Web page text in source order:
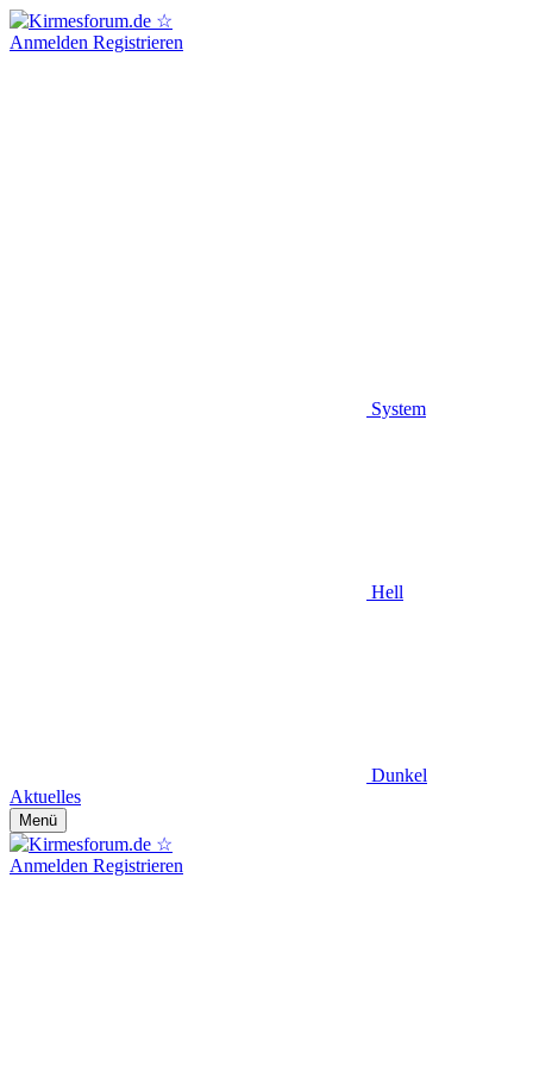
Anmelden Registrieren
System
Hell
Dunkel
Aktuelles
Menü
Anmelden Registrieren